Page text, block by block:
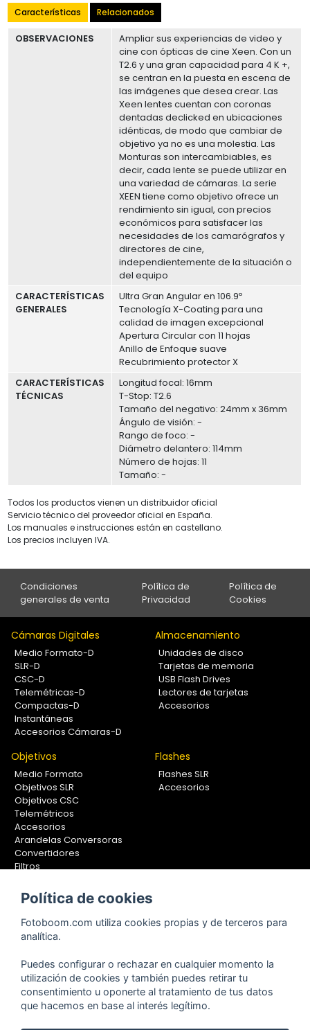
Características Relacionados
OBSERVACIONES
Ampliar sus experiencias de video y
cine con ópticas de cine Xeen. Con un
T2.6 y una gran capacidad para 4 K +,
se centran en la puesta en escena de
las imágenes que desea crear. Las
Xeen lentes cuentan con coronas
dentadas declicked en ubicaciones
idénticas, de modo que cambiar de
objetivo ya no es una molestia. Las
Monturas son intercambiables, es
decir, cada lente se puede utilizar en
una variedad de cámaras. La serie
XEEN tiene como objetivo ofrece un
rendimiento sin igual, con precios
económicos para satisfacer las
necesidades de los camarógrafos y
directores de cine,
independientemente de la situación o
del equipo
CARACTERÍSTICAS
GENERALES
Ultra Gran Angular en 106.9º
Tecnología X-Coating para una
calidad de imagen excepcional
Apertura Circular con 11 hojas
Anillo de Enfoque suave
Recubrimiento protector X
CARACTERÍSTICAS
TÉCNICAS
Longitud focal: 16mm
T-Stop: T2.6
Tamaño del negativo: 24mm x 36mm
Ángulo de visión: -
Rango de foco: -
Diámetro delantero: 114mm
Número de hojas: 11
Tamaño: -
Todos los productos vienen un distribuidor oficial
Servicio técnico del proveedor oficial en España.
Los manuales e instrucciones están en castellano.
Los precios incluyen IVA.
Condiciones
generales de venta
Política de
Privacidad
Política de
Cookies
Cámaras Digitales
Medio Formato-D
SLR-D
CSC-D
Telemétricas-D
Compactas-D
Instantáneas
Accesorios Cámaras-D
Almacenamiento
Unidades de disco
Tarjetas de memoria
USB Flash Drives
Lectores de tarjetas
Accesorios
Objetivos
Medio Formato
Objetivos SLR
Objetivos CSC
Telemétricos
Accesorios
Arandelas Conversoras
Convertidores
Filtros
Calibradores
Flashes
Flashes SLR
Accesorios
Soportes Fotografía
Monopiés
Trípodes
Kit Completos
Accesorios
Política de cookies
Fotoboom.com utiliza cookies propias y de terceros para
analítica.
Puedes configurar o rechazar en cualquier momento la
utilización de cookies y también puedes retirar tu
consentimiento u oponerte al tratamiento de tus datos
que hacemos en base al interés legítimo.